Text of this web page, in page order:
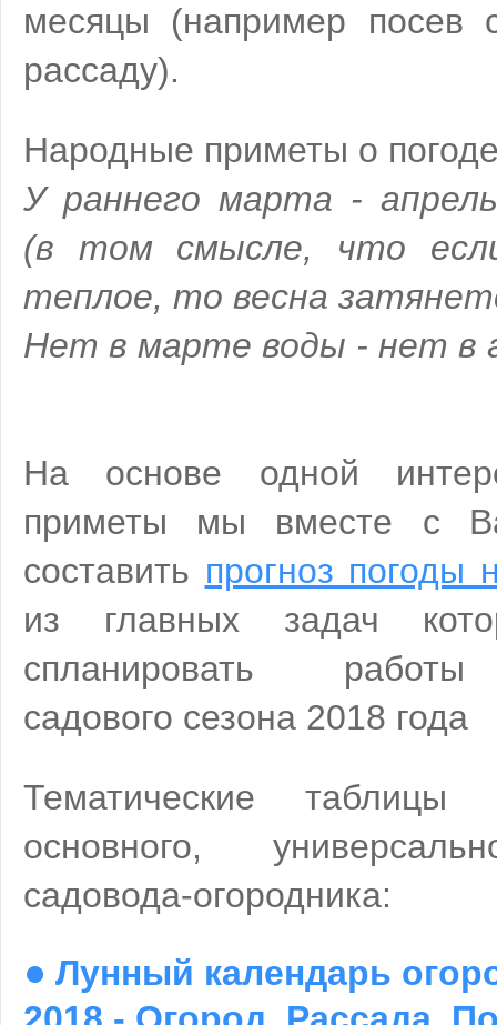
месяцы (например посев
рассаду).
Народные приметы о
У раннего марта -
(в том смысле, что
теплое, то весна
Нет в марте воды - нет в
На основе одной
приметы мы вместе с
составить прогноз погоды
из главных задач
спланировать работы
садового сезона 2018 года
Тематические
основного,
садовода-огородника:
● Лунный календарь